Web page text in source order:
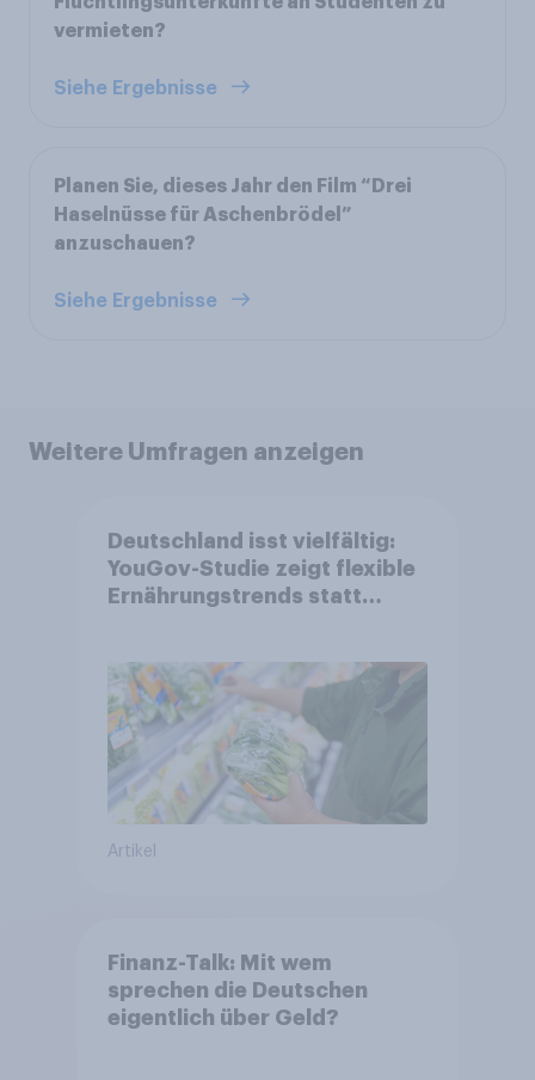
vermieten?
Siehe Ergebnisse
Planen Sie, dieses Jahr den Film “Drei
Haselnüsse für Aschenbrödel”
anzuschauen?
Siehe Ergebnisse
Weitere Umfragen anzeigen
Deutschland isst vielfältig:
YouGov-Studie zeigt flexible
Ernährungstrends statt
Artikel
Finanz-Talk: Mit wem
sprechen die Deutschen
eigentlich über Geld?